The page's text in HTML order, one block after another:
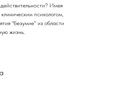
Имея
психологом,
"безумие" из области
жизнь.